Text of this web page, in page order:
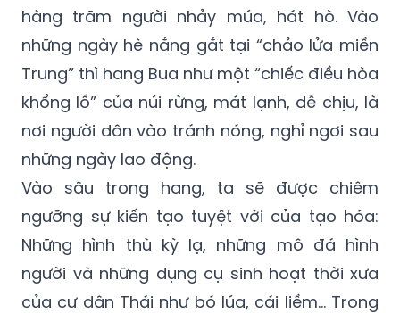
hàng trăm người nhảy múa, hát hò. Vào
những ngày hè nắng gắt tại “chảo lửa miền
Trung” thì hang Bua như một “chiếc điều hòa
khổng lồ” của núi rừng, mát lạnh, dễ chịu, là
nơi người dân vào tránh nóng, nghỉ ngơi sau
những ngày lao động.
Vào sâu trong hang, ta sẽ được chiêm
ngưỡng sự kiến tạo tuyệt vời của tạo hóa:
Những hình thù kỳ lạ, những mô đá hình
người và những dụng cụ sinh hoạt thời xưa
của cư dân Thái như bó lúa, cái liềm… Trong